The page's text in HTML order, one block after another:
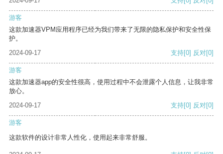
游客
这款加速器VPM应用程序已经为我们带来了无限的隐私保护和安全性保
护。
2024-09-17
支持[0] 反对[0]
游客
这款加速器app的安全性很高，使用过程中不会泄露个人信息，让我非常
放心。
2024-09-17
支持[0] 反对[0]
游客
这款软件的设计非常人性化，使用起来非常舒服。